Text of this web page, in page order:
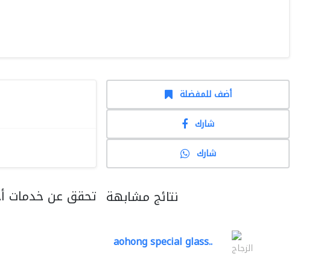
تحقق عن خدمات
أضف للمفضلة
شارك
شارك
نتائج مشابهة
aohong special glass.. الزجاج